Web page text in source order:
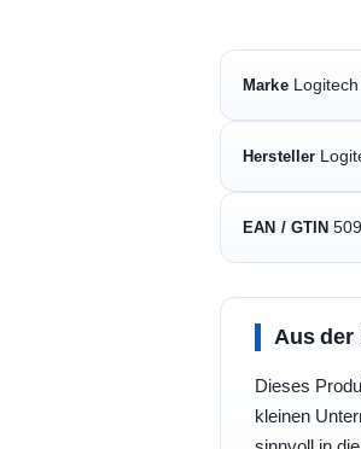
Marke Logitech
Hersteller
EAN / GTIN
Aus der
Dieses
kleinen